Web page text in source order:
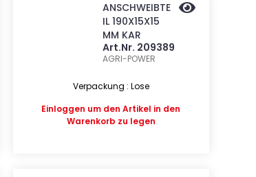
ANSCHWEIBTE
IL 190X15X15
MM KAR
Art.Nr. 209389
AGRI-POWER
Verpackung : Lose
Einloggen um den Artikel in den
Warenkorb zu legen